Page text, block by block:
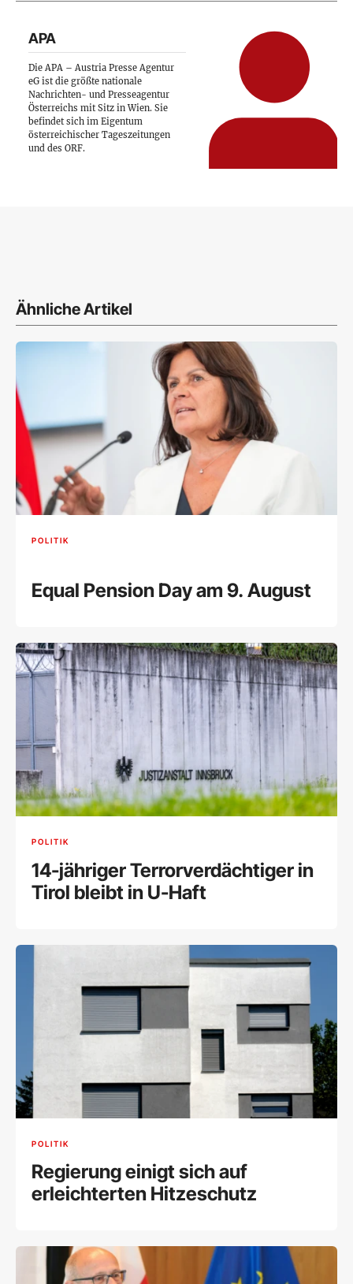
APA
Die APA – Austria Presse Agentur
eG ist die größte nationale
Nachrichten- und Presseagentur
Österreichs mit Sitz in Wien. Sie
befindet sich im Eigentum
österreichischer Tageszeitungen
und des ORF.
Ähnliche Artikel
POLITIK
Equal Pension Day am 9. August
POLITIK
14-jähriger Terrorverdächtiger in
Tirol bleibt in U-Haft
POLITIK
Regierung einigt sich auf
erleichterten Hitzeschutz